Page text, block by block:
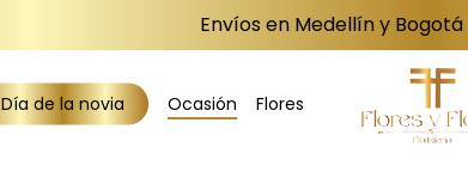
Envíos en Medellín y Bogotá
Día de la novia Ocasión Flores